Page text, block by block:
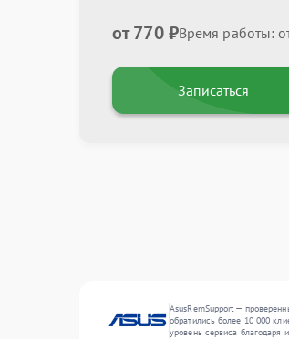
от 770 ₽Время работы:
Записаться
AsusRemSupport —
обратились более 10 000
уровень сервиса благодаря